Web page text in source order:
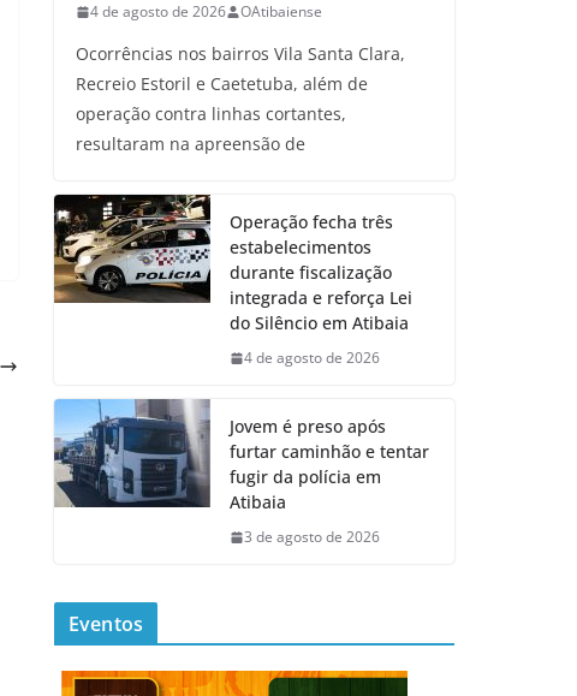
4 de agosto de 2026 OAtibaiense
Ocorrências nos bairros Vila Santa Clara,
Recreio Estoril e Caetetuba, além de
operação contra linhas cortantes,
resultaram na apreensão de
Operação fecha três
estabelecimentos
durante fiscalização
integrada e reforça Lei
do Silêncio em Atibaia
4 de agosto de 2026
Jovem é preso após
furtar caminhão e tentar
fugir da polícia em
Atibaia
3 de agosto de 2026
Eventos